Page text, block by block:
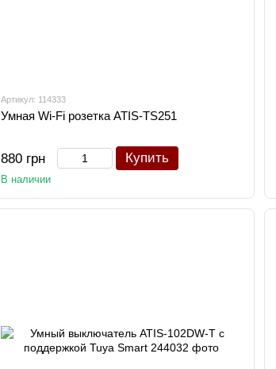
Артикул: 114333
Умная Wi-Fi розетка ATIS-TS251
880 грн Купить
В наличии